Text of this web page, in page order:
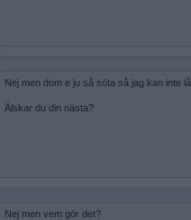
Nej men dom e ju så söta så jag kan inte
Älskar du din nästa?
Nej men vem gör det?